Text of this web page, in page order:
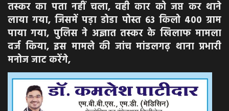
तस्कर का पता नहीं चला, वही कार को जप्त कर थाने
लाया गया, जिसमें पड़ा डोडा पोस्त 63 किलो 400 ग्राम
पाया गया, पुलिस ने अज्ञात तस्कर के खिलाफ मामला
दर्ज किया, इस मामले की जांच मांडलगढ़ थाना प्रभारी
मनोज जाट करेंगे,